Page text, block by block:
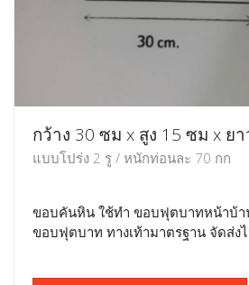
กว้าง 30 ซม x สูง 15 ซม x ย
แบบโปร่ง 2 รู / หนักท่อนละ 70 กก
ขอบคันหิน ใช้ทำ ขอบฟุตบาทหน้าบ้
ขอบฟุตบาท ทางเท้ามาตรฐาน จัดส่ง